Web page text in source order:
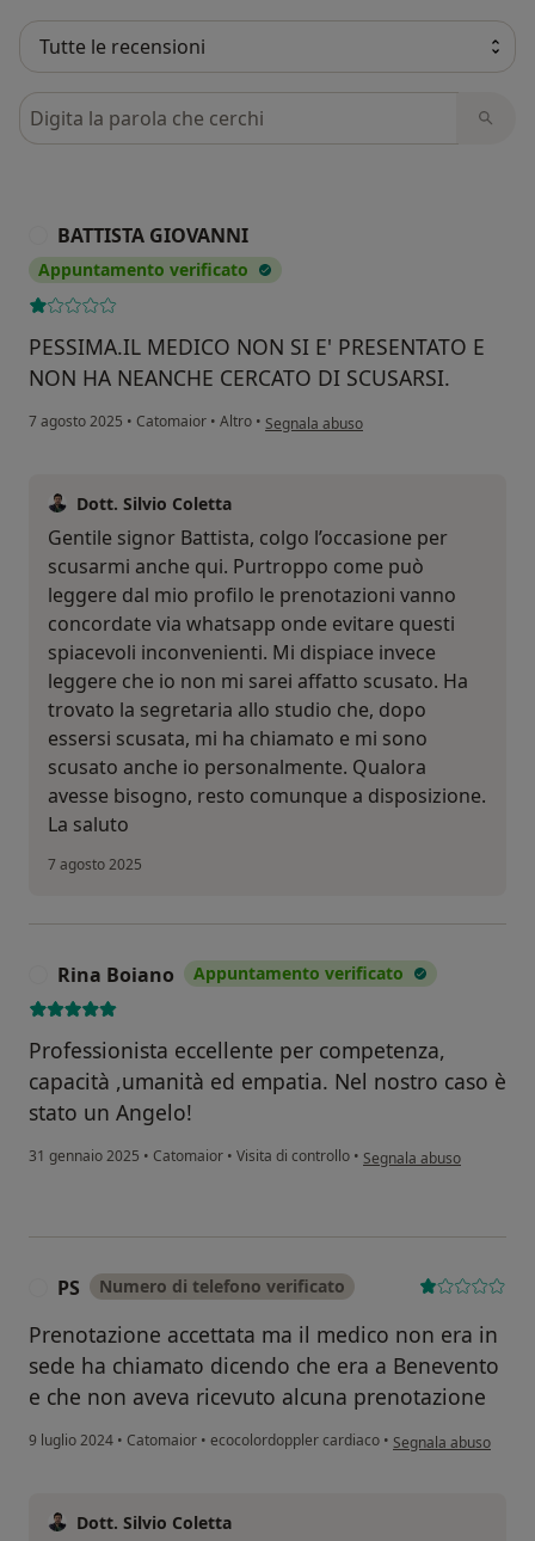
Cerca nelle recensioni
BATTISTA GIOVANNI
Appuntamento verificato
PESSIMA.IL MEDICO NON SI E' PRESENTATO E
NON HA NEANCHE CERCATO DI SCUSARSI.
7 agosto 2025 • Catomaior • Altro • secondo l'opinione dell'utente BATTISTA
Segnala abuso
Dott. Silvio Coletta
Gentile signor Battista, colgo l’occasione per
scusarmi anche qui. Purtroppo come può
leggere dal mio profilo le prenotazioni vanno
concordate via whatsapp onde evitare questi
spiacevoli inconvenienti. Mi dispiace invece
leggere che io non mi sarei affatto scusato. Ha
trovato la segretaria allo studio che, dopo
essersi scusata, mi ha chiamato e mi sono
scusato anche io personalmente. Qualora
avesse bisogno, resto comunque a disposizione.
La saluto
7 agosto 2025
Rina Boiano Appuntamento verificato
Professionista eccellente per competenza,
capacità ,umanità ed empatia. Nel nostro caso è
stato un Angelo!
31 gennaio 2025 • Catomaior • Visita di controllo • secondo l'opinione
Segnala abuso
PS Numero di telefono verificato
Prenotazione accettata ma il medico non era in
sede ha chiamato dicendo che era a Benevento
e che non aveva ricevuto alcuna prenotazione
9 luglio 2024 • Catomaior • ecocolordoppler cardiaco • secondo l'opinione
Segnala abuso
Dott. Silvio Coletta